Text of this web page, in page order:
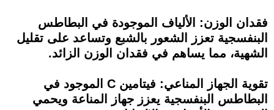
فقدان الوزن: الألياف الموجودة في البطاطس
البنفسجية تعزز الشعور بالشبع وتساعد على تقليل
الشهية، مما يساهم في فقدان الوزن الزائد.
تقوية الجهاز المناعي: فيتامين C الموجود في
البطاطس البنفسجية يعزز جهاز المناعة ويحمي